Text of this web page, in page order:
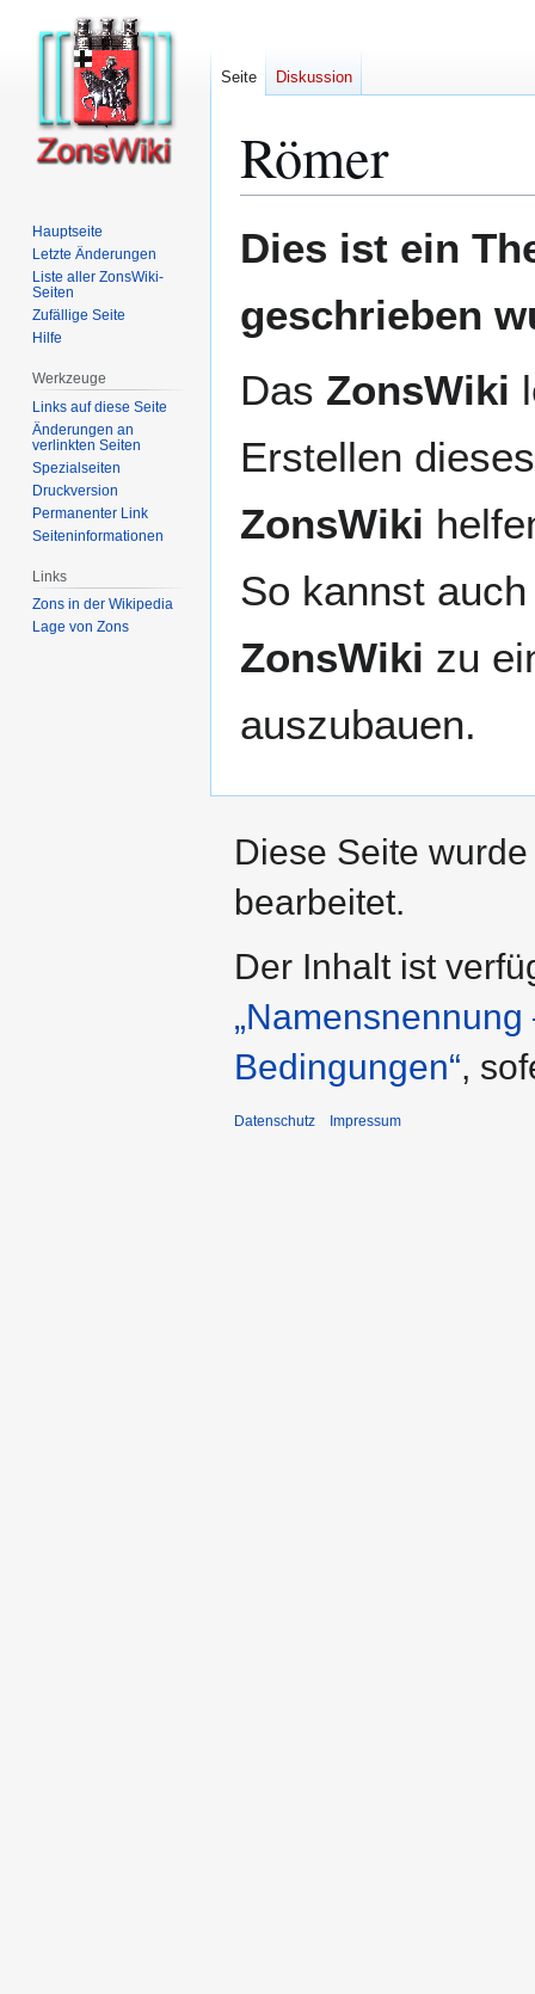
Römer
Navigation
Suche
Dies ist ein
geschrieben
Das ZonsWiki
Erstellen
ZonsWiki
So kannst
ZonsWiki zu
auszubauen.
Seite Diskussion
Hauptseite
Letzte Änderungen
Liste aller ZonsWiki-
Seiten
Zufällige Seite
Hilfe
Werkzeuge
Links auf diese Seite
Änderungen an
verlinkten Seiten
Spezialseiten
Druckversion
Permanenter Link
Seiten­­informationen
Links
Zons in der Wikipedia
Lage von Zons
Diese Seite
bearbeitet.
Der Inhalt ist
Bedingungen“,
Datenschutz Impressum